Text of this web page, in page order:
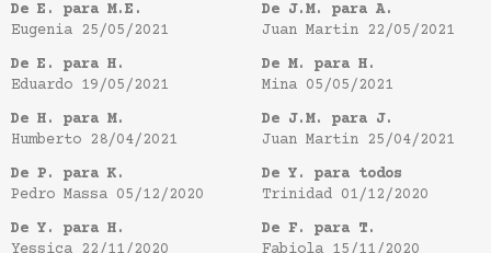
De E. para M.E.
Eugenia 25/05/2021
De J.M. para A.
Juan Martin 22/05/2021
De E. para H.
Eduardo 19/05/2021
De M. para H.
Mina 05/05/2021
De H. para M.
Humberto 28/04/2021
De J.M. para J.
Juan Martin 25/04/2021
De P. para K.
Pedro Massa 05/12/2020
De Y. para todos
Trinidad 01/12/2020
De Y. para H.
De F. para T.